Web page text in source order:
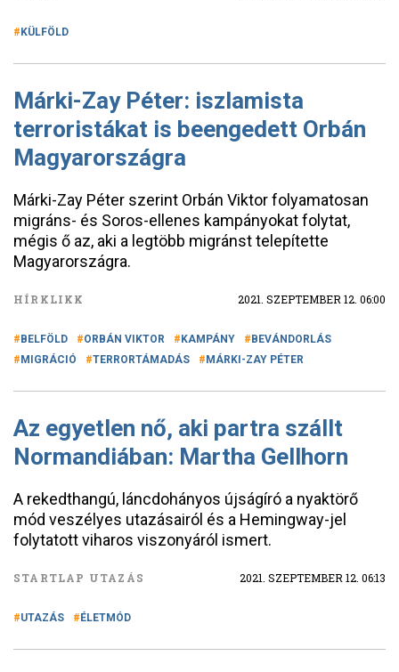
KÜLFÖLD
Márki-Zay Péter: iszlamista
terroristákat is beengedett Orbán
Magyarországra
Márki-Zay Péter szerint Orbán Viktor folyamatosan
migráns- és Soros-ellenes kampányokat folytat,
mégis ő az, aki a legtöbb migránst telepítette
Magyarországra.
HÍRKLIKK 2021. SZEPTEMBER 12. 06:00
BELFÖLD ORBÁN VIKTOR KAMPÁNY
BEVÁNDORLÁS
MIGRÁCIÓ
TERRORTÁMADÁS MÁRKI-ZAY PÉTER
Az egyetlen nő, aki partra szállt
Normandiában: Martha Gellhorn
A rekedthangú, láncdohányos újságíró a nyaktörő
mód veszélyes utazásairól és a Hemingway-jel
folytatott viharos viszonyáról ismert.
STARTLAP UTAZÁS 2021. SZEPTEMBER 12. 06:13
UTAZÁS ÉLETMÓD